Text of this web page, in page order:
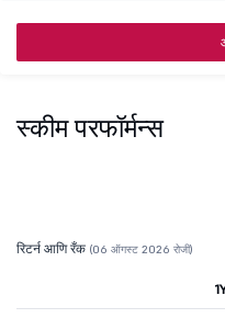
स्कीम परफॉर्मन्स
रिटर्न आणि रँक (06 ऑगस्ट 2026 रोजी)